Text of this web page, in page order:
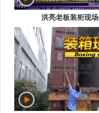
洪亮老板装柜现场